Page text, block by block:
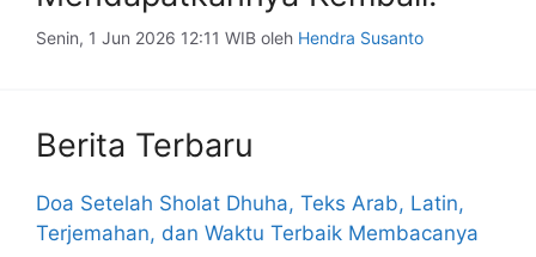
Senin, 1 Jun 2026 12:11 WIB oleh Hendra Susanto
Berita Terbaru
Doa Setelah Sholat Dhuha, Teks Arab, Latin,
Terjemahan, dan Waktu Terbaik Membacanya